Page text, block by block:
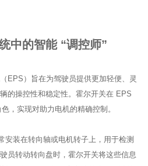
中的智能 “调控师”
EPS）旨在为驾驶员提供更加轻便、灵
的操控性和稳定性。霍尔开关在 EPS
，实现对助力电机的精确控制。
安装在转向轴或电机转子上，用于检测
员转动转向盘时，霍尔开关将这些信息